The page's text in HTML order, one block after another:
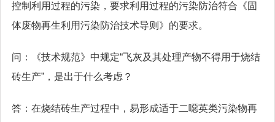
控制利用过程的污染，要求利用过程的污染防治符合《固
体废物再生利用污染防治技术导则》的要求。
问：《技术规范》中规定“飞灰及其处理产物不得用于烧结
砖生产”，是出于什么考虑？
答：在烧结砖生产过程中，易形成适于二噁英类污染物再